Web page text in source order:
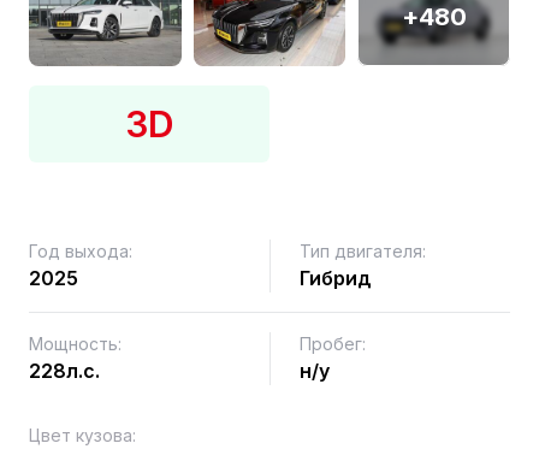
+480
3D
Год выхода:
2025
Тип двигателя:
Гибрид
Мощность:
228л.с.
Пробег:
н/у
Цвет кузова: